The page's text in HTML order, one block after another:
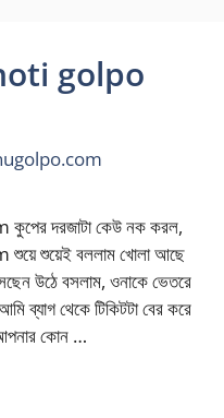
golpo
দরজাটা কেউ নক করল,
শুয়েই বললাম খোলা আছে
উঠে বসলাম, ওনাকে ভেতরে
ব্যাগ থেকে টিকিটটা বের করে
আপনার কোন …